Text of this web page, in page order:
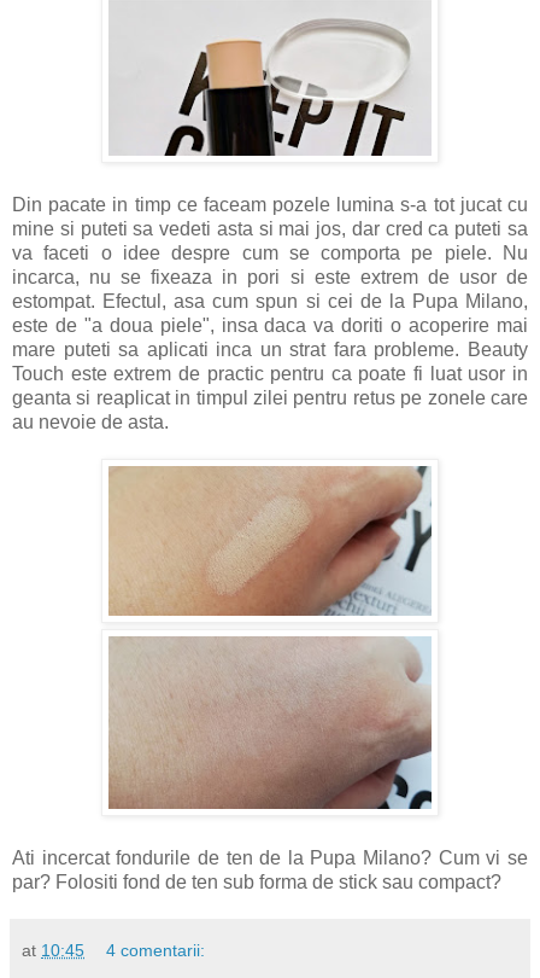
Din pacate in timp ce faceam pozele lumina s-a tot jucat cu
mine si puteti sa vedeti asta si mai jos, dar cred ca puteti sa
va faceti o idee despre cum se comporta pe piele. Nu
incarca, nu se fixeaza in pori si este extrem de usor de
estompat. Efectul, asa cum spun si cei de la Pupa Milano,
este de "a doua piele", insa daca va doriti o acoperire mai
mare puteti sa aplicati inca un strat fara probleme. Beauty
Touch este extrem de practic pentru ca poate fi luat usor in
geanta si reaplicat in timpul zilei pentru retus pe zonele care
au nevoie de asta.
Ati incercat fondurile de ten de la Pupa Milano? Cum vi se
par? Folositi fond de ten sub forma de stick sau compact?
at 10:45 4 comentarii: